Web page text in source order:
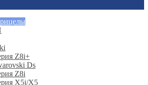
Z8i+
Ds
Z8i
X5i/X5